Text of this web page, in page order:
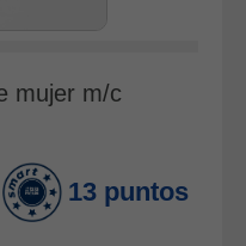
mujer m/c
13 puntos